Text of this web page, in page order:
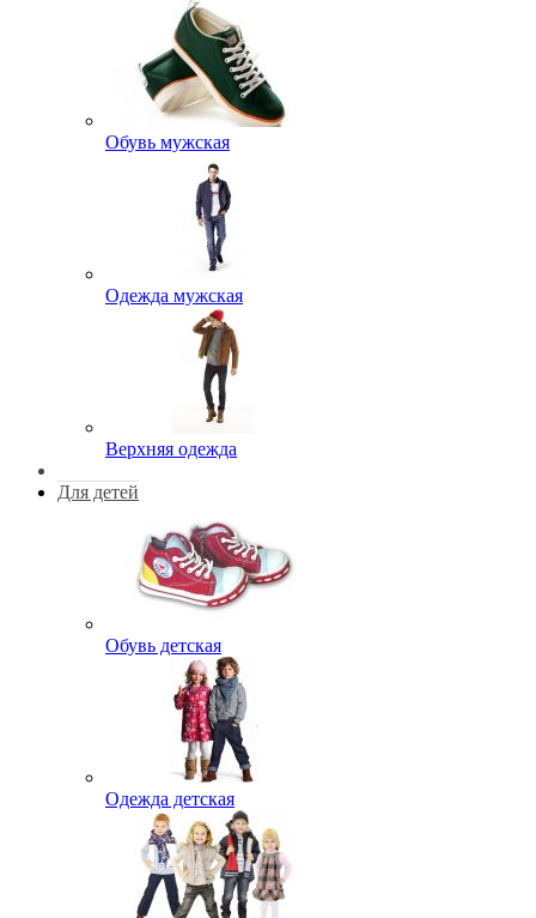
Обувь мужская
Одежда мужская
Верхняя одежда
Для детей
Обувь детская
Одежда детская